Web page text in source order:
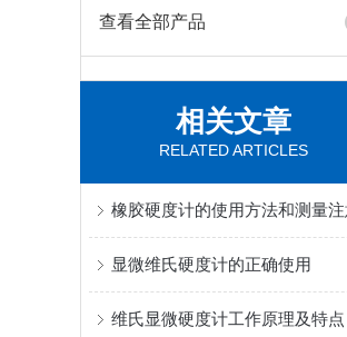
查看全部产品
相关文章
RELATED ARTICLES
显微维氏硬度计的正确使用
维氏显微硬度计工作原理及特点